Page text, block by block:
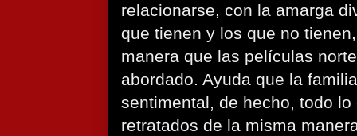
relacionarse, con la amarga
que tienen y los que no
manera que las películas
abordado. Ayuda que la
sentimental, de hecho, todo
retratados de la misma